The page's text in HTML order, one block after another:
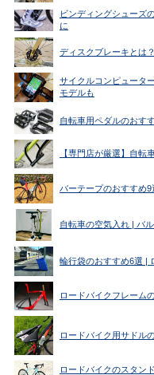
ビンディングシューズ
に
ディスクブレーキとは
サイクルコンピュータ
モデルも
自転車用ペダルのおす
【専門店が厳選】自転
バーテープのおすすめ9
自転車の空気入れ | バ
輪行袋のおすすめ6選 |
ロードバイクフレーム
ロードバイク用サドル
ロードバイクのスタン